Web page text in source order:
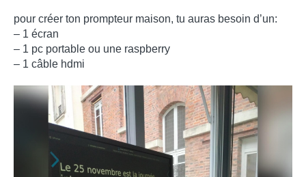
pour créer ton prompteur maison, tu auras besoin d’un:
– 1 écran
– 1 pc portable ou une raspberry
– 1 câble hdmi